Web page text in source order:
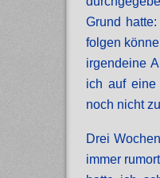
Grund
folgen
irgendeine
ich auf eine
noch nicht
Drei
immer